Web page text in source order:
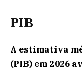
PIB
A estimativa
(PIB) em 2026